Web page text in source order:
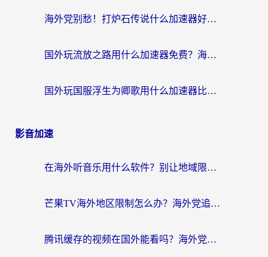
海外党别愁！打炉石传说什么加速器好用？3个实用技巧解决国服游戏卡顿
国外玩流放之路用什么加速器免费？海外党亲测有效的国服游戏加速指南
国外玩国服浮生为卿歌用什么加速器比较好？海外党亲测不踩坑指南
影音加速
在海外听音乐用什么软件？别让地域限制断了你的华语歌单
芒果TV海外地区限制怎么办？海外党追剧看片的实用加速器选择指南
腾讯缓存的视频在国外能看吗？海外党追剧看片的终极解决方案